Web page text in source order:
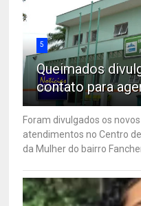
5
Queimados
contato para
Foram divulgados os
atendimentos no Centro
da Mulher do bairro